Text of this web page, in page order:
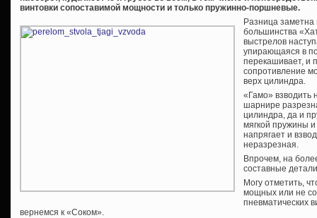
винтовки сопоставимой мощности и только пружинно-поршневые.
Разница заметна
большинства
выстрелов
упирающаяся в
перекашивает, и
сопротивление
верх цилиндра.
«Гамо» взводить
шарнире
цилиндра, да и
мягкой пружины
напрягает и
неразрезная.
Впрочем, на
составные
Могу отметить,
мощных или не
пневматических
вернемся к «Соком».